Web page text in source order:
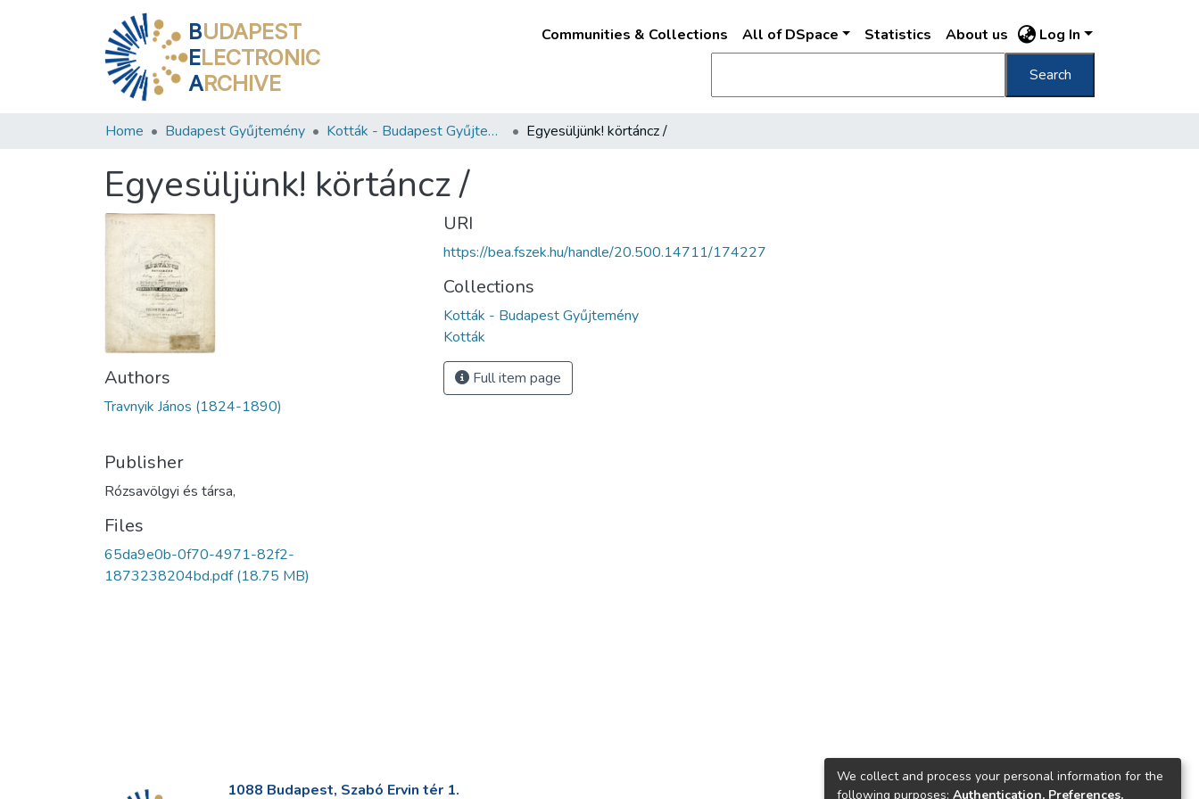
BUDAPEST
ELECTRONIC
ARCHIVE
Communities & Collections All of DSpace Statistics About us Log In
Search
Home Budapest Gyűjtemény Kották - Budapest Gyűjtemény Egyesüljünk! körtáncz /
Egyesüljünk! körtáncz /
Authors
Travnyik János (1824-1890)
Publisher
Rózsavölgyi és társa,
Files
65da9e0b-0f70-4971-82f2-
1873238204bd.pdf(18.75 MB)
URI
https://bea.fszek.hu/handle/20.500.14711/174227
Collections
Kották - Budapest Gyűjtemény
Kották
Full item page
1088 Budapest, Szabó Ervin tér 1.
We collect and process your personal information for the
following purposes: Authentication, Preferences,